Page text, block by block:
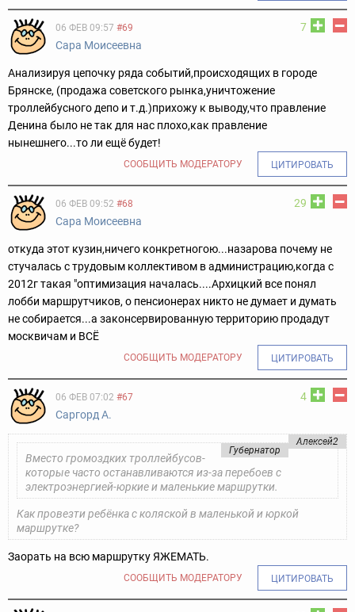
7
06 ФЕВ 09:57 #69
Сара Моисеевна
Анализируя цепочку ряда событий,происходящих в городе
Брянске, (продажа советского рынка,уничтожение
троллейбусного депо и т.д.)прихожу к выводу,что правление
Денина было не так для нас плохо,как правление
нынешнего...то ли ещё будет!
СООБЩИТЬ МОДЕРАТОРУ ЦИТИРОВАТЬ
29
06 ФЕВ 09:52 #68
Сара Моисеевна
откуда этот кузин,ничего конкретногою...назарова почему не
стучалась с трудовым коллективом в администрацию,когда с
2012г такая "оптимизация началась....Архицкий все понял
лобби маршрутчиков, о пенсионерах никто не думает и думать
не собирается...а законсервированную территорию продадут
москвичам и ВСЁ
СООБЩИТЬ МОДЕРАТОРУ ЦИТИРОВАТЬ
4
06 ФЕВ 07:02 #67
Саргорд А.
Алексей2
Губернатор
Вместо громоздких троллейбусов-
которые часто останавливаются из-за перебоев с
электроэнергией-юркие и маленькие маршрутки.
Как провезти ребёнка с коляской в маленькой и юркой
маршрутке?
Заорать на всю маршрутку ЯЖЕМАТЬ.
СООБЩИТЬ МОДЕРАТОРУ ЦИТИРОВАТЬ